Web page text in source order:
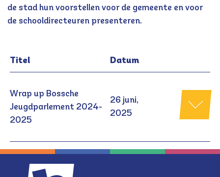
de stad hun voorstellen voor de gemeente en voor
de schooldirecteuren presenteren.
Titel Datum
Wrap up Bossche
Jeugdparlement 2024-
2025
26 juni,
2025